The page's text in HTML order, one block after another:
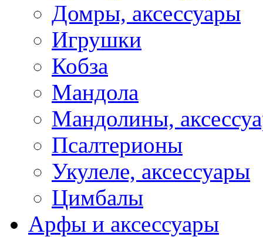
Домры, аксессуары
Игрушки
Кобза
Мандола
Мандолины,
Псалтерионы
Укулеле, аксессуары
Цимбалы
Арфы и аксессуары